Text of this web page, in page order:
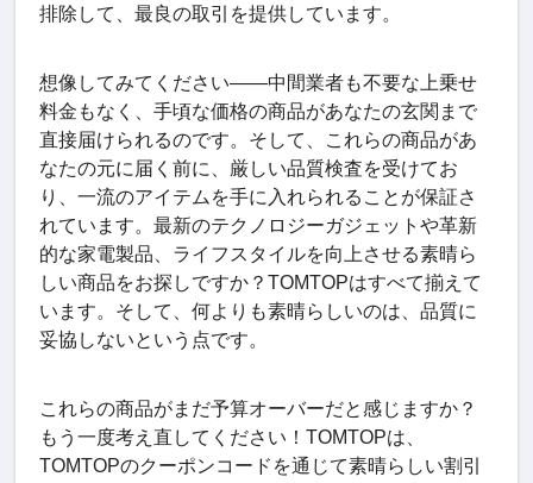
排除して、最良の取引を提供しています。
想像してみてください——中間業者も不要な上乗せ
料金もなく、手頃な価格の商品があなたの玄関まで
直接届けられるのです。そして、これらの商品があ
なたの元に届く前に、厳しい品質検査を受けてお
り、一流のアイテムを手に入れられることが保証さ
れています。最新のテクノロジーガジェットや革新
的な家電製品、ライフスタイルを向上させる素晴ら
しい商品をお探しですか？TOMTOPはすべて揃えて
います。そして、何よりも素晴らしいのは、品質に
妥協しないという点です。
これらの商品がまだ予算オーバーだと感じますか？
もう一度考え直してください！TOMTOPは、
TOMTOPのクーポンコードを通じて素晴らしい割引